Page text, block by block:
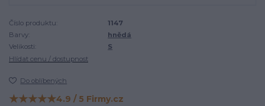
Číslo produktu:
1147
Barvy:
hnědá
Velikosti:
S
Hlídat cenu / dostupnost
Do oblíbených
★★★★★4.9 / 5 Firmy.cz